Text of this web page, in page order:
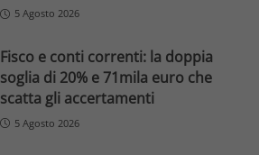
5 Agosto 2026
Fisco e conti correnti: la doppia
soglia di 20% e 71mila euro che
scatta gli accertamenti
5 Agosto 2026